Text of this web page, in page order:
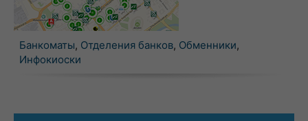
Банкоматы, Отделения банков, Обменники,
Инфокиоски